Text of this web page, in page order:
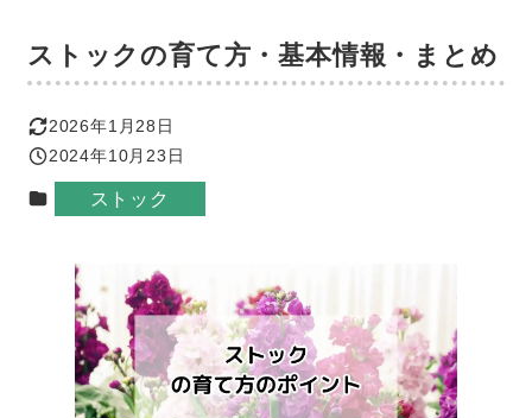
ストックの育て方・基本情報・まとめ
更新日
2026年1月28日
投稿日
2024年10月23日
カテゴリーストック